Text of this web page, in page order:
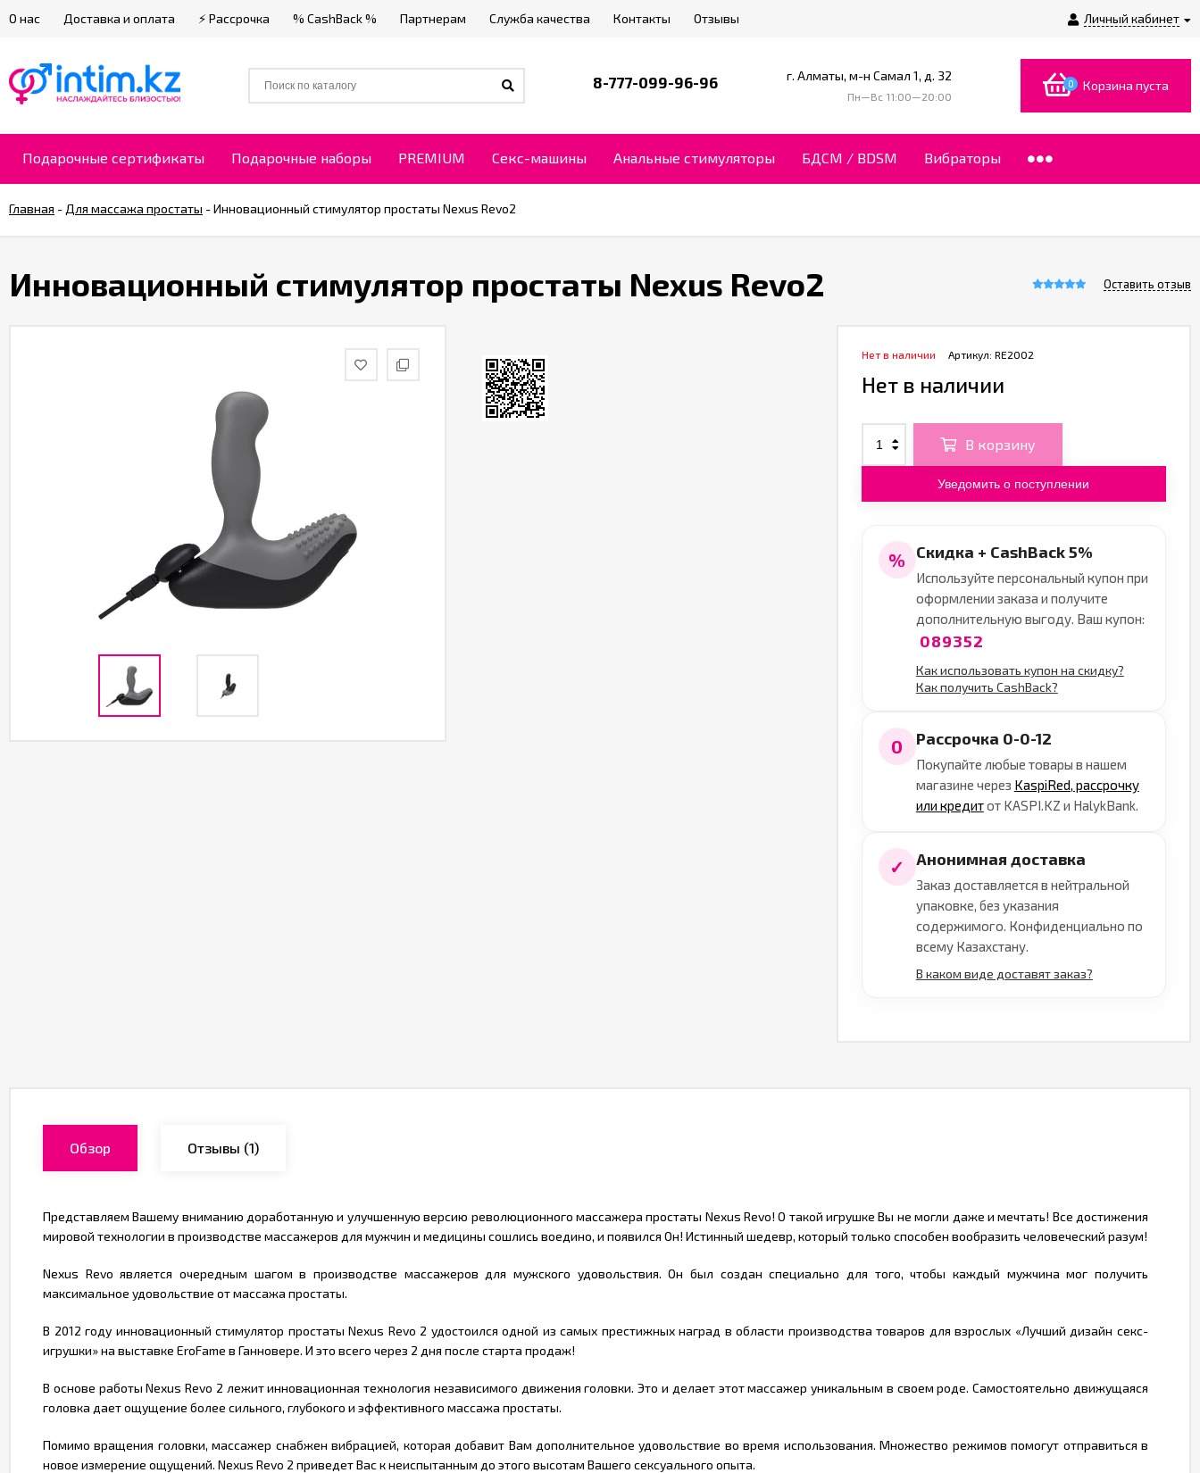
Личный кабинет
О нас Доставка и оплата ⚡ Рассрочка % CashBack % Партнерам Служба качества Контакты Отзывы
8-777-099-96-96 г. Алматы, м-н Самал 1, д. 32
Пн—Вс 11:00—20:00
0 Корзина пуста
Подарочные сертификаты Подарочные наборы PREMIUM Секс-машины Анальные стимуляторы БДСМ / BDSM Вибраторы
Главная - Для массажа простаты -Инновационный стимулятор простаты Nexus Revo2
Инновационный стимулятор простаты Nexus Revo2 Оставить отзыв
Артикул: RE2002
Нет в наличии
Нет в наличии
В корзину
Уведомить о поступлении
% Скидка + CashBack 5%
Используйте персональный купон при
оформлении заказа и получите
дополнительную выгоду. Ваш купон:
089352
Как использовать купон на скидку?
Как получить CashBack?
0 Рассрочка 0-0-12
Покупайте любые товары в нашем
магазине через KaspiRed, рассрочку
или кредитот KASPI.KZ и HalykBank.
✓ Анонимная доставка
Заказ доставляется в нейтральной
упаковке, без указания
содержимого. Конфиденциально по
всему Казахстану.
В каком виде доставят заказ?
Обзор Отзывы (1)
Представляем Вашему вниманию доработанную и улучшенную версию революционного массажера простаты Nexus Revo! О такой игрушке Вы не могли даже и мечтать! Все достижения
мировой технологии в производстве массажеров для мужчин и медицины сошлись воедино, и появился Он! Истинный шедевр, который только способен вообразить человеческий разум!
Nexus Revo является очередным шагом в производстве массажеров для мужского удовольствия. Он был создан специально для того, чтобы каждый мужчина мог получить
максимальное удовольствие от массажа простаты.
В 2012 году инновационный стимулятор простаты Nexus Revo 2 удостоился одной из самых престижных наград в области производства товаров для взрослых «Лучший дизайн секс-
игрушки» на выставке EroFame в Ганновере. И это всего через 2 дня после старта продаж!
В основе работы Nexus Revo 2 лежит инновационная технология независимого движения головки. Это и делает этот массажер уникальным в своем роде. Самостоятельно движущаяся
головка дает ощущение более сильного, глубокого и эффективного массажа простаты.
Помимо вращения головки, массажер снабжен вибрацией, которая добавит Вам дополнительное удовольствие во время использования. Множество режимов помогут отправиться в
новое измерение ощущений. Nexus Revo 2 приведет Вас к неиспытанным до этого высотам Вашего сексуального опыта.